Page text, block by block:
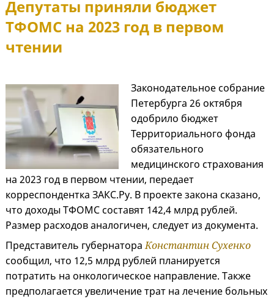
Депутаты приняли бюджет
ТФОМС на 2023 год в первом
чтении
Законодательное собрание
Петербурга 26 октября
одобрило бюджет
Территориального фонда
обязательного
медицинского страхования
на 2023 год в первом чтении, передает
корреспондентка ЗАКС.Ру. В проекте закона сказано,
что доходы ТФОМС составят 142,4 млрд рублей.
Размер расходов аналогичен, следует из документа.
Представитель губернатораКонстантин Сухенко
сообщил, что 12,5 млрд рублей планируется
потратить на онкологическое направление. Также
предполагается увеличение трат на лечение больных